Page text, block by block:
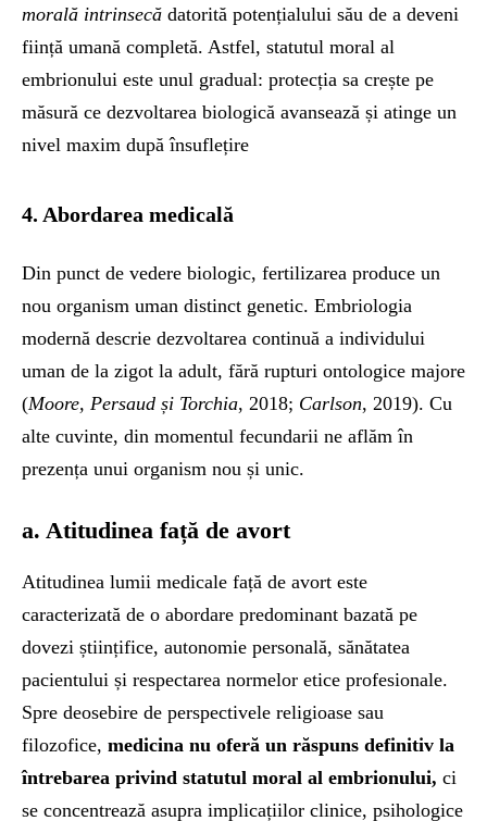
morală intrinsecă datorită potențialului său de a deveni
ființă umană completă. Astfel, statutul moral al
embrionului este unul gradual: protecția sa crește pe
măsură ce dezvoltarea biologică avansează și atinge un
nivel maxim după însuflețire
4. Abordarea medicală
Din punct de vedere biologic, fertilizarea produce un
nou organism uman distinct genetic. Embriologia
modernă descrie dezvoltarea continuă a individului
uman de la zigot la adult, fără rupturi ontologice majore
(Moore, Persaud și Torchia, 2018; Carlson, 2019). Cu
alte cuvinte, din momentul fecundarii ne aflăm în
prezența unui organism nou și unic.
a. Atitudinea față de avort
Atitudinea lumii medicale față de avort este
caracterizată de o abordare predominant bazată pe
dovezi științifice, autonomie personală, sănătatea
pacientului și respectarea normelor etice profesionale.
Spre deosebire de perspectivele religioase sau
filozofice, medicina nu oferă un răspuns definitiv la
întrebarea privind statutul moral al embrionului, ci
se concentrează asupra implicațiilor clinice, psihologice